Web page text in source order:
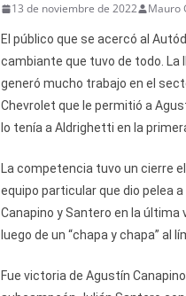
13 de noviembre de 2022 Mauro
El público que se acercó al
cambiante que tuvo de todo. La
generó mucho trabajo en el
Chevrolet que le permitió a
lo tenía a Aldrighetti en la
La competencia tuvo un cierre
equipo particular que dio pelea
Canapino y Santero en la última
luego de un “chapa y chapa” al
Fue victoria de Agustín